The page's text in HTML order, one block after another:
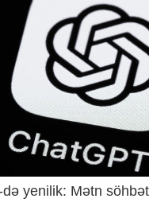
də yenilik: Mətn